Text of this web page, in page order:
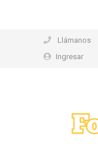
Llámanos
Ingresar